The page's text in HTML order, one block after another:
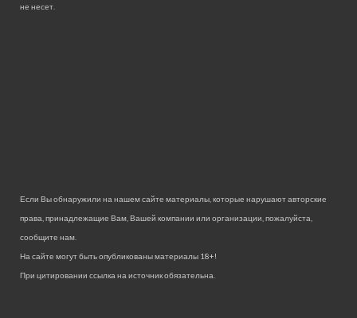
не несет.
Если Вы обнаружили на нашем сайте материалы, которые нарушают авторские
права, принадлежащие Вам, Вашей компании или организации, пожалуйста,
сообщите нам.
На сайте могут быть опубликованы материалы 18+!
При цитировании ссылка на источник обязательна.